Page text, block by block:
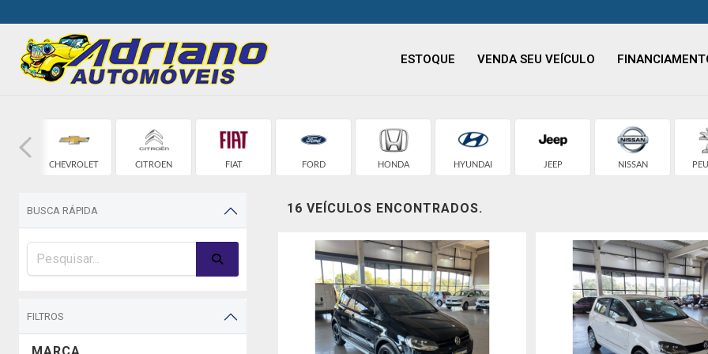
ESTOQUE VENDA SEU VEÍCULO
CHEVROLET CITROEN FIAT FORD HONDA HYUNDAI JEEP NISSAN
BUSCA RÁPIDA
FILTROS
16 VEÍCULOS ENCONTRADOS.